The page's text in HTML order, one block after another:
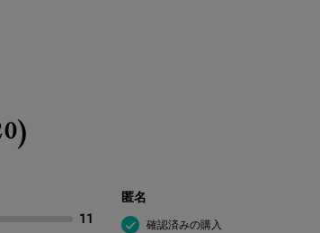
11 11 とのレビュー 5 出演者
匿名
確認済みの購入